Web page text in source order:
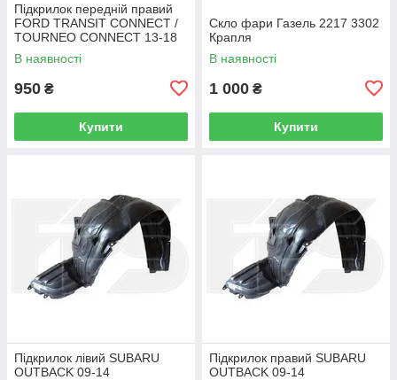
Підкрилок передній правий
FORD TRANSIT CONNECT /
TOURNEO CONNECT 13-18
В наявності
950 ₴
Купити
Скло фари Газель 2217 3302
Крапля
В наявності
1 000 ₴
Купити
Підкрилок лівий SUBARU
OUTBACK 09-14
Підкрилок правий SUBARU
OUTBACK 09-14